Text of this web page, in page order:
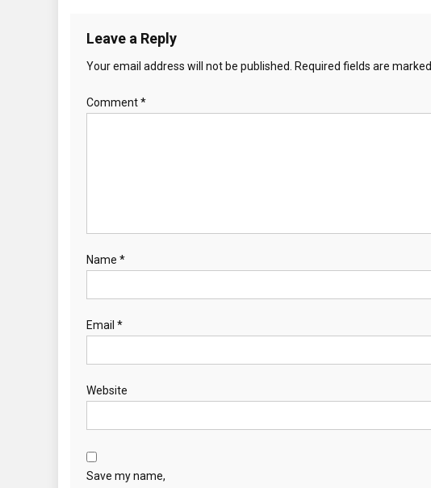
Leave a Reply
Your email address will not be published. Required fields are marked
Comment*
Name *
Email *
Website
Save my name,